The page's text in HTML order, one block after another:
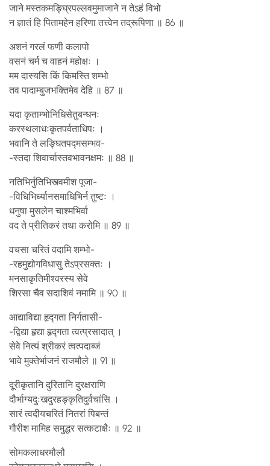
जाने मस्तकमङ्घ्रिपल्लवमुमाजाने न तेऽहं विभो
न ज्ञातं हि पितामहेन हरिणा तत्त्वेन तद्रूपिणा ॥ 86 ॥
अशनं गरलं फणी कलापो
वसनं चर्म च वाहनं महोक्षः ।
मम दास्यसि किं किमस्ति शम्भो
तव पादाम्बुजभक्तिमेव देहि ॥ 87 ॥
यदा कृताम्भोनिधिसेतुबन्धनः
करस्थलाधःकृतपर्वताधिपः ।
भवानि ते लङ्घितपद्मसम्भव-
-स्तदा शिवार्चास्तवभावनक्षमः ॥ 88 ॥
नतिभिर्नुतिभिस्त्वमीश पूजा-
-विधिभिर्ध्यानसमाधिभिर्न तुष्टः ।
धनुषा मुसलेन चाश्मभिर्वा
वद ते प्रीतिकरं तथा करोमि ॥ 89 ॥
वचसा चरितं वदामि शम्भो-
-रहमुद्योगविधासु तेऽप्रसक्तः ।
मनसाकृतिमीश्वरस्य सेवे
शिरसा चैव सदाशिवं नमामि ॥ 90 ॥
आद्याविद्या हृद्गता निर्गतासी-
-द्विद्या हृद्या हृद्गता त्वत्प्रसादात् ।
सेवे नित्यं श्रीकरं त्वत्पदाब्जं
भावे मुक्तेर्भाजनं राजमौले ॥ 91 ॥
दूरीकृतानि दुरितानि दुरक्षराणि
दौर्भाग्यदुःखदुरहङ्कृतिदुर्वचांसि ।
सारं त्वदीयचरितं नितरां पिबन्तं
गौरीश मामिह समुद्धर सत्कटाक्षैः ॥ 92 ॥
सोमकलाधरमौलौ